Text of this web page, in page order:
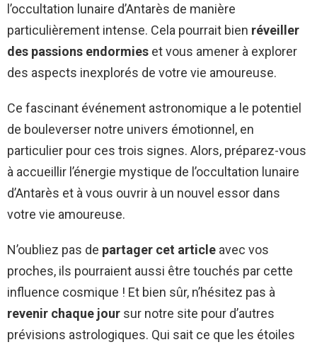
l’occultation lunaire d’Antarès de manière
particulièrement intense. Cela pourrait bien réveiller
des passions endormies et vous amener à explorer
des aspects inexplorés de votre vie amoureuse.
Ce fascinant événement astronomique a le potentiel
de bouleverser notre univers émotionnel, en
particulier pour ces trois signes. Alors, préparez-vous
à accueillir l’énergie mystique de l’occultation lunaire
d’Antarès et à vous ouvrir à un nouvel essor dans
votre vie amoureuse.
N’oubliez pas de partager cet article avec vos
proches, ils pourraient aussi être touchés par cette
influence cosmique ! Et bien sûr, n’hésitez pas à
revenir chaque jour sur notre site pour d’autres
prévisions astrologiques. Qui sait ce que les étoiles